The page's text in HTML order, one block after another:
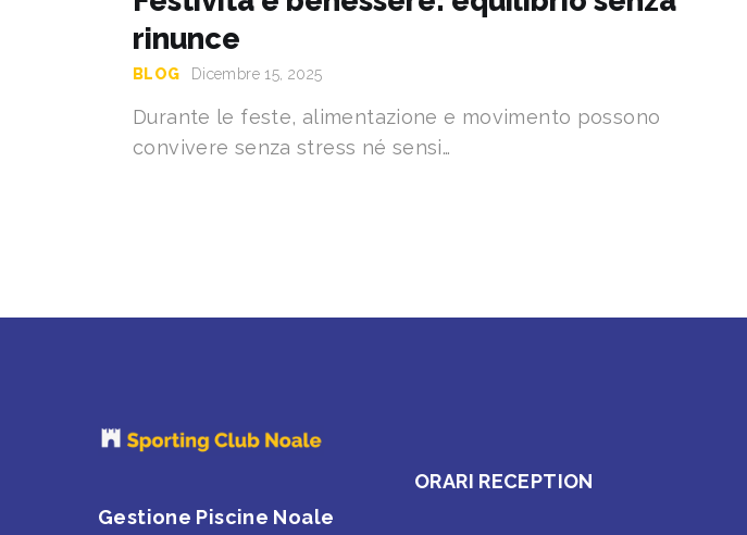
rinunce
BLOG Dicembre 15, 2025
Durante le feste, alimentazione e movimento possono
convivere senza stress né sensi…
Gestione Piscine Noale
ORARI RECEPTION